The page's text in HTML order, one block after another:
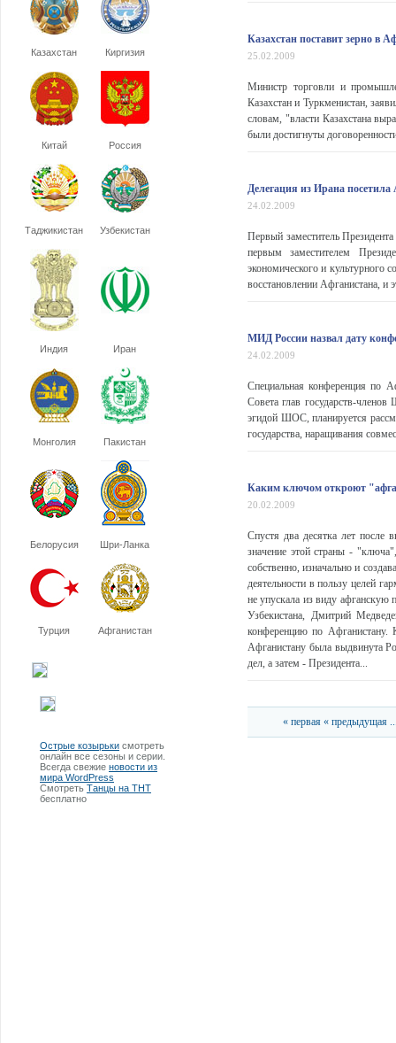
Казахстан Киргизия
Китай Россия
Таджикистан Узбекистан
Индия Иран
Монголия Пакистан
Белорусия Шри-Ланка
Турция Афганистан
Острые козырьки смотреть
онлайн все сезоны и серии.
Всегда свежие новости из
мира WordPress
Смотреть Танцы на ТНТ
бесплатно
Казахстан поставит зерно в
25.02.2009
Министр торговли и
Казахстан и Туркменистан,
словам, "власти Казахстана
были достигнуты
Делегация из Ирана посетила
24.02.2009
Первый заместитель
первым заместителем
экономического и культурного
восстановлении Афганистана,
МИД России назвал дату
24.02.2009
Специальная конференция по
Совета глав государств-членов
эгидой ШОС, планируется
государства, наращивания
Каким ключом откроют
20.02.2009
Спустя два десятка лет после
значение этой страны -
собственно, изначально и
деятельности в пользу целей
не упускала из виду афганскую
Узбекистана, Дмитрий
конференцию по Афганистану.
Афганистану была выдвинута
дел, а затем - Президента...
« первая « предыдущая